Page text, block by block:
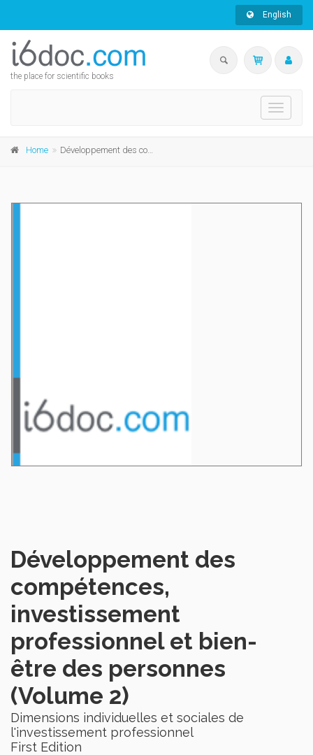
English
the place for scientific books
Toggle
Home Développement des compétences, investissement professionnel et bien-être des personnes (Volume 2)
Développement des
compétences,
investissement
professionnel et bien-
être des personnes
(Volume 2)
Dimensions individuelles et sociales de
l'investissement professionnel
First Edition